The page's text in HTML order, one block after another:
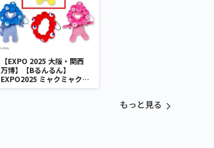
【EXPO 2025 大阪・関西
万博】【Bるんるん】
EXPO2025 ミャクミャク
カラフルゴム紐付きぬいぐ
もっと見る